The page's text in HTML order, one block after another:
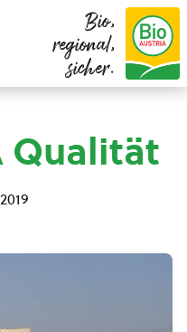
Bio,
regional,
sicher.
Qualität